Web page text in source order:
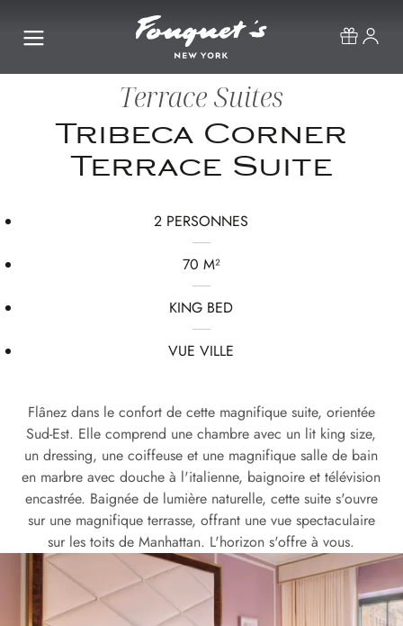
Terrace Suites
Tribeca Corner
Terrace Suite
2 PERSONNES
70 M²
KING BED
VUE VILLE
Flânez dans le confort de cette magnifique suite, orientée
Sud-Est. Elle comprend une chambre avec un lit king size,
un dressing, une coiffeuse et une magnifique salle de bain
en marbre avec douche à l'italienne, baignoire et télévision
encastrée. Baignée de lumière naturelle, cette suite s'ouvre
sur une magnifique terrasse, offrant une vue spectaculaire
sur les toits de Manhattan. L'horizon s'offre à vous.